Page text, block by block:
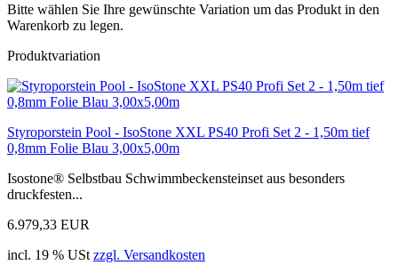
Bitte wählen Sie Ihre gewünschte Variation um das Produkt in den
Warenkorb zu legen.
Produktvariation
Styroporstein Pool - IsoStone XXL PS40 Profi Set 2 - 1,50m tief
0,8mm Folie Blau 3,00x5,00m
Isostone® Selbstbau Schwimmbeckensteinset aus besonders
druckfesten...
6.979,33 EUR
incl. 19 % USt zzgl. Versandkosten